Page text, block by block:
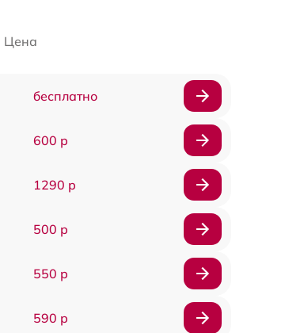
Цена
бесплатно
600 р
1290 р
500 р
550 р
590 р